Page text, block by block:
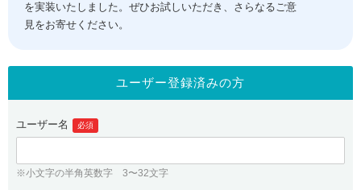
を実装いたしました。ぜひお試しいただき、さらなるご意
見をお寄せください。
ユーザー登録済みの方
ユーザー名 必須
※小文字の半角英数字 3〜32文字